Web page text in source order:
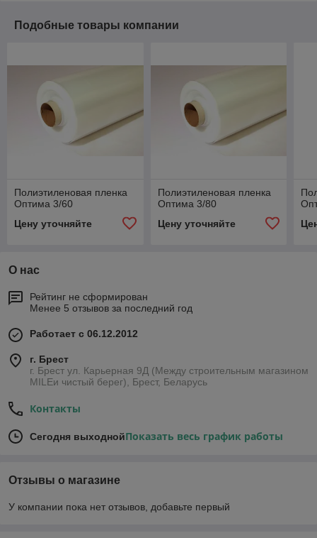
Подобные товары компании
Полиэтиленовая пленка
Оптима 3/60
Цену уточняйте
Полиэтиленовая пленка
Оптима 3/80
Цену уточняйте
О нас
Рейтинг не сформирован
Менее 5 отзывов за последний год
Работает с 06.12.2012
г. Брест
г. Брест ул. Карьерная 9Д (Между строительным магазином
MILEи чистый берег), Брест, Беларусь
Контакты
Сегодня выходнойПоказать весь график работы
Отзывы о магазине
У компании пока нет отзывов, добавьте первый